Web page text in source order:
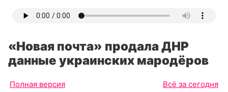
«Новая почта» продала ДНР
данные украинских мародёров
Полная версия Всё за сегодня